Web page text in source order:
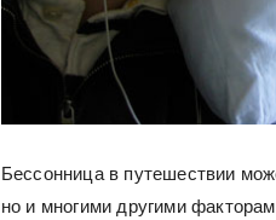
Бессонница в путешествии
но и многими другими